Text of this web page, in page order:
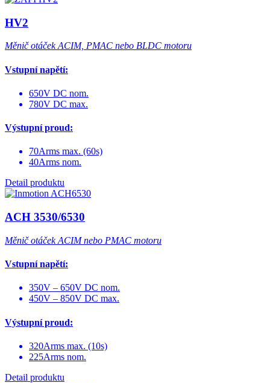
HV2
Měnič otáček ACIM, PMAC nebo BLDC motoru
Vstupní napětí:
650V DC nom.
780V DC max.
Výstupní proud:
70Arms max. (60s)
40Arms nom.
Detail produktu
ACH 3530/6530
Měnič otáček ACIM nebo PMAC motoru
Vstupní napětí:
350V – 650V DC nom.
450V – 850V DC max.
Výstupní proud:
320Arms max. (10s)
225Arms nom.
Detail produktu